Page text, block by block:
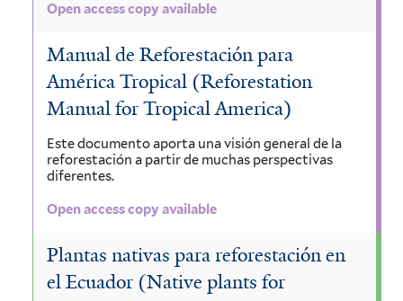
Open access copy available
Manual de Reforestación para
América Tropical (Reforestation
Manual for Tropical America)
Este documento aporta una visión general de la
reforestación a partir de muchas perspectivas
diferentes.
Open access copy available
Plantas nativas para reforestación en
el Ecuador (Native plants for